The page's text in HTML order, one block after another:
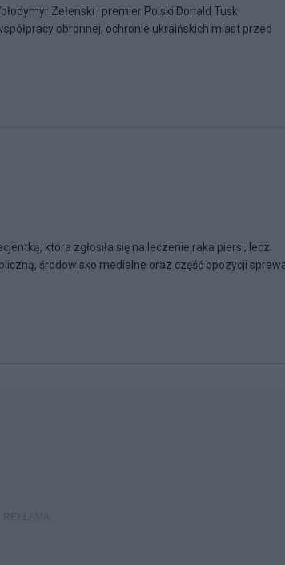
Zełenski i premier Polski Donald Tusk
obronnej, ochronie ukraińskich miast przed
która zgłosiła się na leczenie raka piersi, lecz
środowisko medialne oraz część opozycji